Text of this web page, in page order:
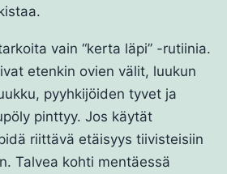
vain “kerta läpi” -rutiinia.
etenkin ovien välit, luukun
pyyhkijöiden tyvet ja
pinttyy. Jos käytät
riittävä etäisyys tiivisteisiin
Talvea kohti mentäessä